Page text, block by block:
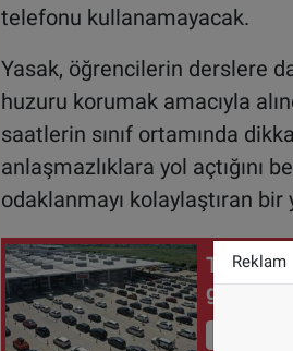
telefonu kullanamayacak.
Yasak, öğrencilerin derslere
huzuru korumak amacıyla
saatlerin sınıf ortamında
anlaşmazlıklara yol açtığını
odaklanmayı kolaylaştıran
gurbetçi
Reklam